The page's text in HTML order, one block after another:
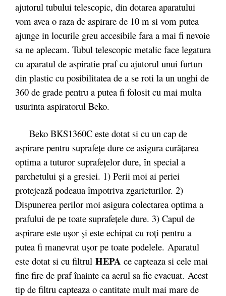
ajutorul tubului telescopic, din dotarea aparatului
vom avea o raza de aspirare de 10 m si vom putea
ajunge in locurile greu accesibile fara a mai fi nevoie
sa ne aplecam. Tubul telescopic metalic face legatura
cu aparatul de aspiratie praf cu ajutorul unui furtun
din plastic cu posibilitatea de a se roti la un unghi de
360 de grade pentru a putea fi folosit cu mai multa
usurinta aspiratorul Beko.
Beko BKS1360C este dotat si cu un cap de
aspirare pentru suprafeţe dure ce asigura curăţarea
optima a tuturor suprafeţelor dure, în special a
parchetului şi a gresiei. 1) Perii moi ai periei
protejează podeaua împotriva zgarieturilor. 2)
Dispunerea perilor moi asigura colectarea optima a
prafului de pe toate suprafeţele dure. 3) Capul de
aspirare este uşor şi este echipat cu roţi pentru a
putea fi manevrat uşor pe toate podelele. Aparatul
este dotat si cu filtrul HEPA ce capteaza si cele mai
fine fire de praf înainte ca aerul sa fie evacuat. Acest
tip de filtru capteaza o cantitate mult mai mare de